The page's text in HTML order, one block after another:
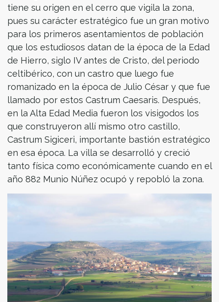
tiene su origen en el cerro que vigila la zona,
pues su carácter estratégico fue un gran motivo
para los primeros asentamientos de población
que los estudiosos datan de la época de la Edad
de Hierro, siglo IV antes de Cristo, del periodo
celtibérico, con un castro que luego fue
romanizado en la época de Julio César y que fue
llamado por estos Castrum Caesaris. Después,
en la Alta Edad Media fueron los visigodos los
que construyeron allí mismo otro castillo,
Castrum Sigiceri, importante bastión estratégico
en esa época. La villa se desarrolló y creció
tanto física como económicamente cuando en el
año 882 Munio Núñez ocupó y repobló la zona.